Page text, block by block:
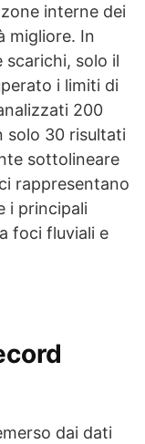
interne dei
migliore. In
scarichi, solo il
i limiti di
200
solo 30 risultati
sottolineare
rappresentano
i principali
foci fluviali e
dai dati